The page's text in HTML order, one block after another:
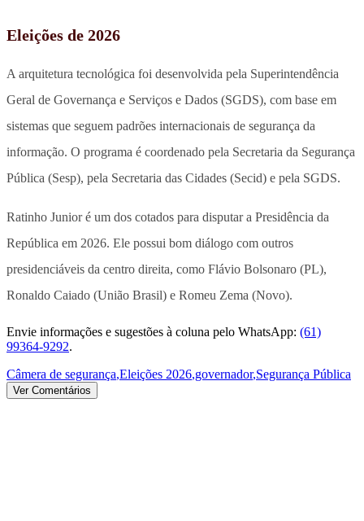
Eleições de 2026
A arquitetura tecnológica foi desenvolvida pela Superintendência
Geral de Governança e Serviços e Dados (SGDS), com base em
sistemas que seguem padrões internacionais de segurança da
informação. O programa é coordenado pela Secretaria da Segurança
Pública (Sesp), pela Secretaria das Cidades (Secid) e pela SGDS.
Ratinho Junior é um dos cotados para disputar a Presidência da
República em 2026. Ele possui bom diálogo com outros
presidenciáveis da centro direita, como Flávio Bolsonaro (PL),
Ronaldo Caiado (União Brasil) e Romeu Zema (Novo).
Envie informações e sugestões à coluna pelo WhatsApp: (61)
99364-9292.
Câmera de segurança,Eleições 2026,governador,Segurança Pública
Ver Comentários